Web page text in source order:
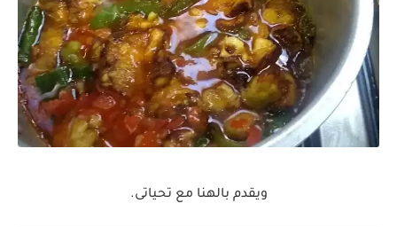
ويقدم بالهنا مع تحياتى.